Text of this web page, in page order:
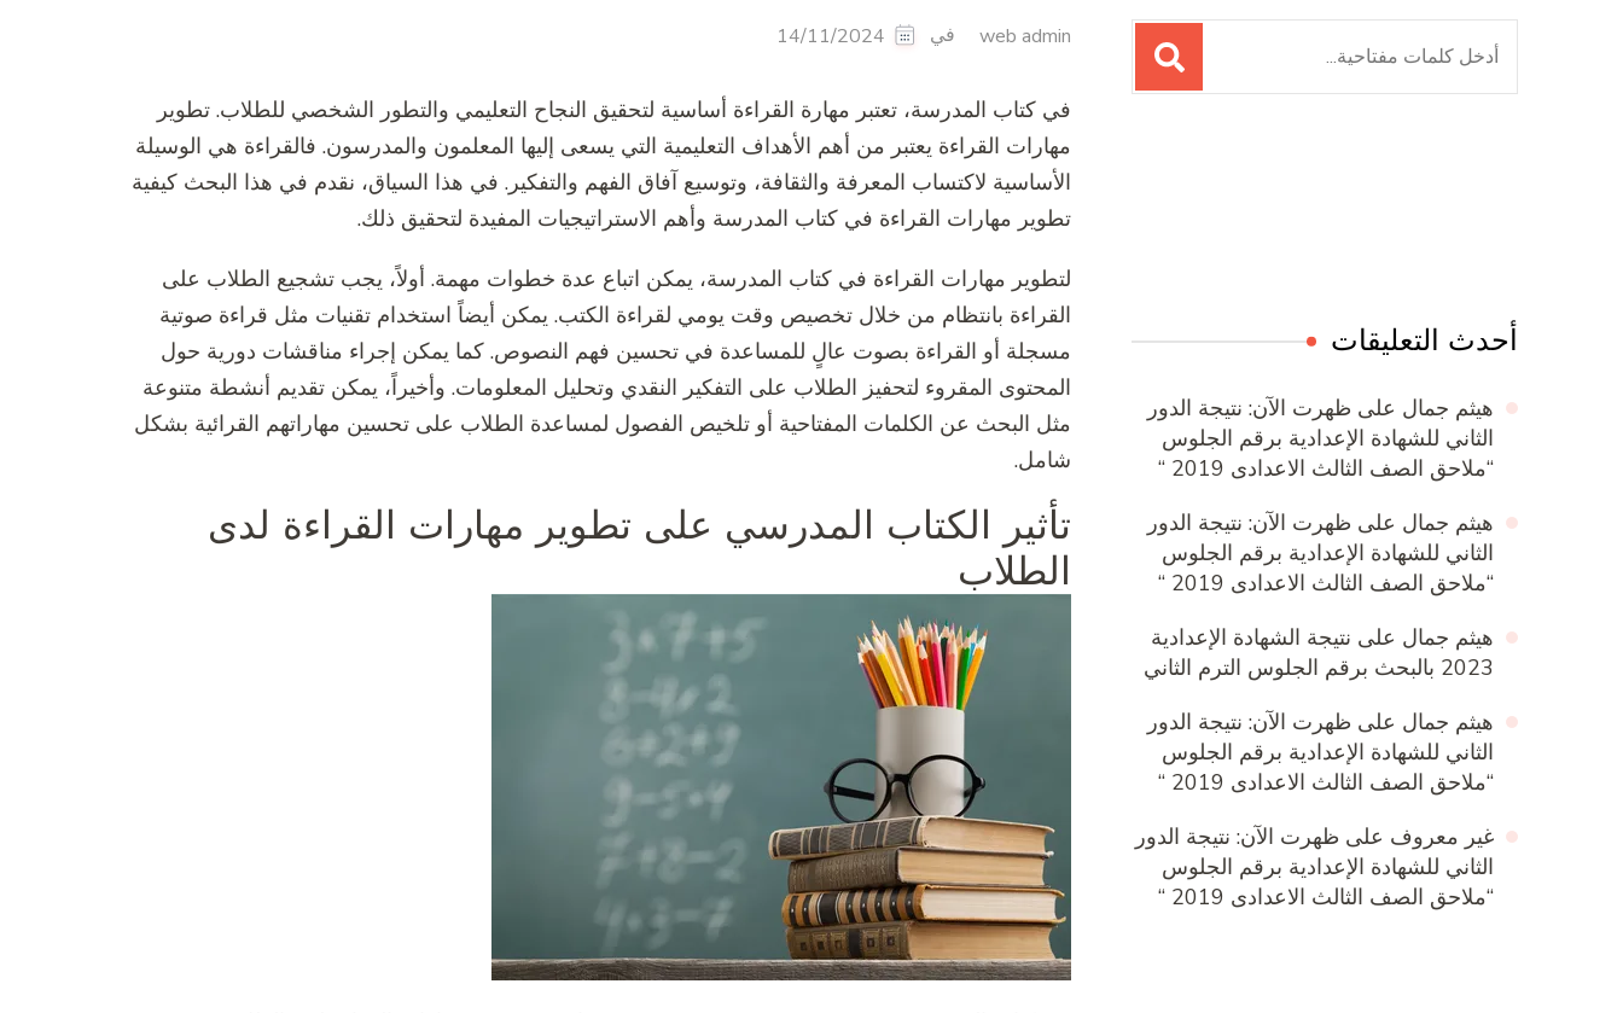
web admin في 14/11/2024
في كتاب المدرسة، تعتبر مهارة القراءة أساسية لتحقيق النجاح التعليمي والتطور الشخصي للطلاب. تطوير
مهارات القراءة يعتبر من أهم الأهداف التعليمية التي يسعى إليها المعلمون والمدرسون. فالقراءة هي الوسيلة
الأساسية لاكتساب المعرفة والثقافة، وتوسيع آفاق الفهم والتفكير. في هذا السياق، نقدم في هذا البحث كيفية
تطوير مهارات القراءة في كتاب المدرسة وأهم الاستراتيجيات المفيدة لتحقيق ذلك.
لتطوير مهارات القراءة في كتاب المدرسة، يمكن اتباع عدة خطوات مهمة. أولاً، يجب تشجيع الطلاب على
القراءة بانتظام من خلال تخصيص وقت يومي لقراءة الكتب. يمكن أيضاً استخدام تقنيات مثل قراءة صوتية
مسجلة أو القراءة بصوت عالٍ للمساعدة في تحسين فهم النصوص. كما يمكن إجراء مناقشات دورية حول
المحتوى المقروء لتحفيز الطلاب على التفكير النقدي وتحليل المعلومات. وأخيراً، يمكن تقديم أنشطة متنوعة
مثل البحث عن الكلمات المفتاحية أو تلخيص الفصول لمساعدة الطلاب على تحسين مهاراتهم القرائية بشكل
شامل.
تأثير الكتاب المدرسي على تطوير مهارات القراءة لدى
الطلاب
البحث
عن:
أحدث التعليقات
هيثم جمال على ظهرت الآن: نتيجة الدور
الثاني للشهادة الإعدادية برقم الجلوس
“ملاحق الصف الثالث الاعدادى 2019 “
هيثم جمال على ظهرت الآن: نتيجة الدور
الثاني للشهادة الإعدادية برقم الجلوس
“ملاحق الصف الثالث الاعدادى 2019 “
هيثم جمال على نتيجة الشهادة الإعدادية
2023 بالبحث برقم الجلوس الترم الثاني
هيثم جمال على ظهرت الآن: نتيجة الدور
الثاني للشهادة الإعدادية برقم الجلوس
“ملاحق الصف الثالث الاعدادى 2019 “
غير معروف على ظهرت الآن: نتيجة الدور
الثاني للشهادة الإعدادية برقم الجلوس
“ملاحق الصف الثالث الاعدادى 2019 “